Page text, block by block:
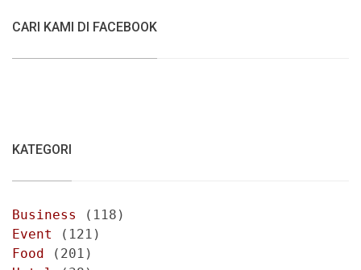
CARI KAMI DI FACEBOOK
KATEGORI
Business
(118)
Event
(121)
Food (201)